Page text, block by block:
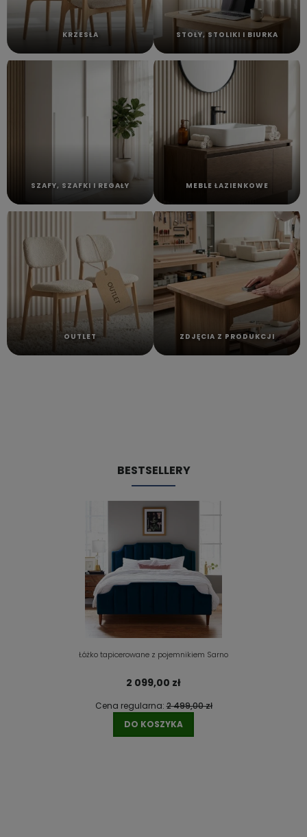
KRZESŁA STOŁY, STOLIKI I BIURKA
SZAFY, SZAFKI I REGAŁY MEBLE ŁAZIENKOWE
OUTLET ZDJĘCIA Z PRODUKCJI
BESTSELLERY
Łóżko tapicerowane z pojemnikiem Sarno
2 099,00 zł
Cena regularna:2 499,00 zł
DO KOSZYKA